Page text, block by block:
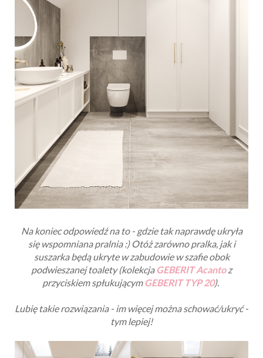
Na koniec odpowiedź na to - gdzie tak naprawdę ukryła
się wspomniana pralnia :) Otóż zarówno pralka, jak i
suszarka będą ukryte w zabudowie w szafie obok
podwieszanej toalety(kolekcja GEBERIT Acanto z
przyciskiem spłukującym GEBERIT TYP 20).
Lubię takie rozwiązania - im więcej można schować/ukryć -
tym lepiej!